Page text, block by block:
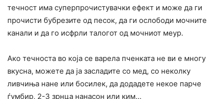
течност има суперпрочистувачки ефект и може да ги
прочисти бубрезите од песок, да ги ослободи мочните
канали и да го исфрли талогот од мочниот меур.
Ако течноста во која се варела пченката не ви е многу
вкусна, можете да ја засладите со мед, со неколку
ливчиња нане или босилек, да додадете некое парче
ѓумбир, 2-3 зрнца нанасон или ким…